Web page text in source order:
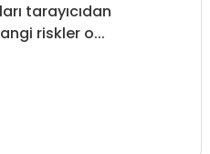
tarayıcıdan
riskler o...